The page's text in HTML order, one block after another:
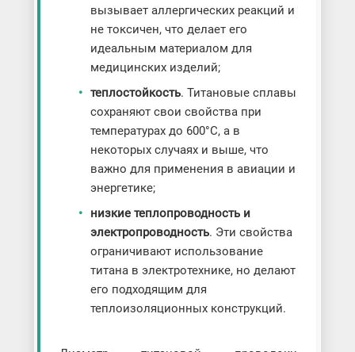
вызывает аллергических реакций и
не токсичен, что делает его
идеальным материалом для
медицинских изделий;
теплостойкость. Титановые сплавы
сохраняют свои свойства при
температурах до 600°C, а в
некоторых случаях и выше, что
важно для применения в авиации и
энергетике;
низкие теплопроводность и
электропроводность. Эти свойства
ограничивают использование
титана в электротехнике, но делают
его подходящим для
теплоизоляционных конструкций.